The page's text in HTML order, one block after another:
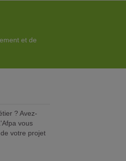
et de
? Avez-
vous
votre projet